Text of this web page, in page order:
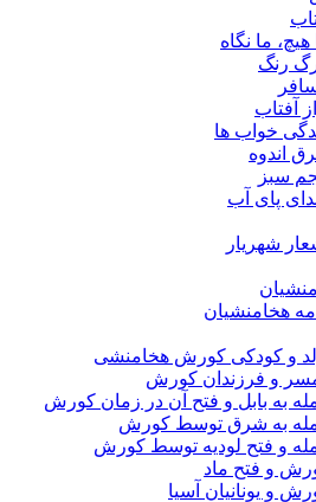
ما نگاه
رنگ
خواب ها
سبز
پای آب
شهریار
هخامنشیان
و کودکی کورش هخامنشی
و فرزندان کورش
به بابل و فتح آن در زمان کورش
به شرق توسط کورش
و فتح لودیه توسط کورش
و فتح ماد
و یونانیان آسیا